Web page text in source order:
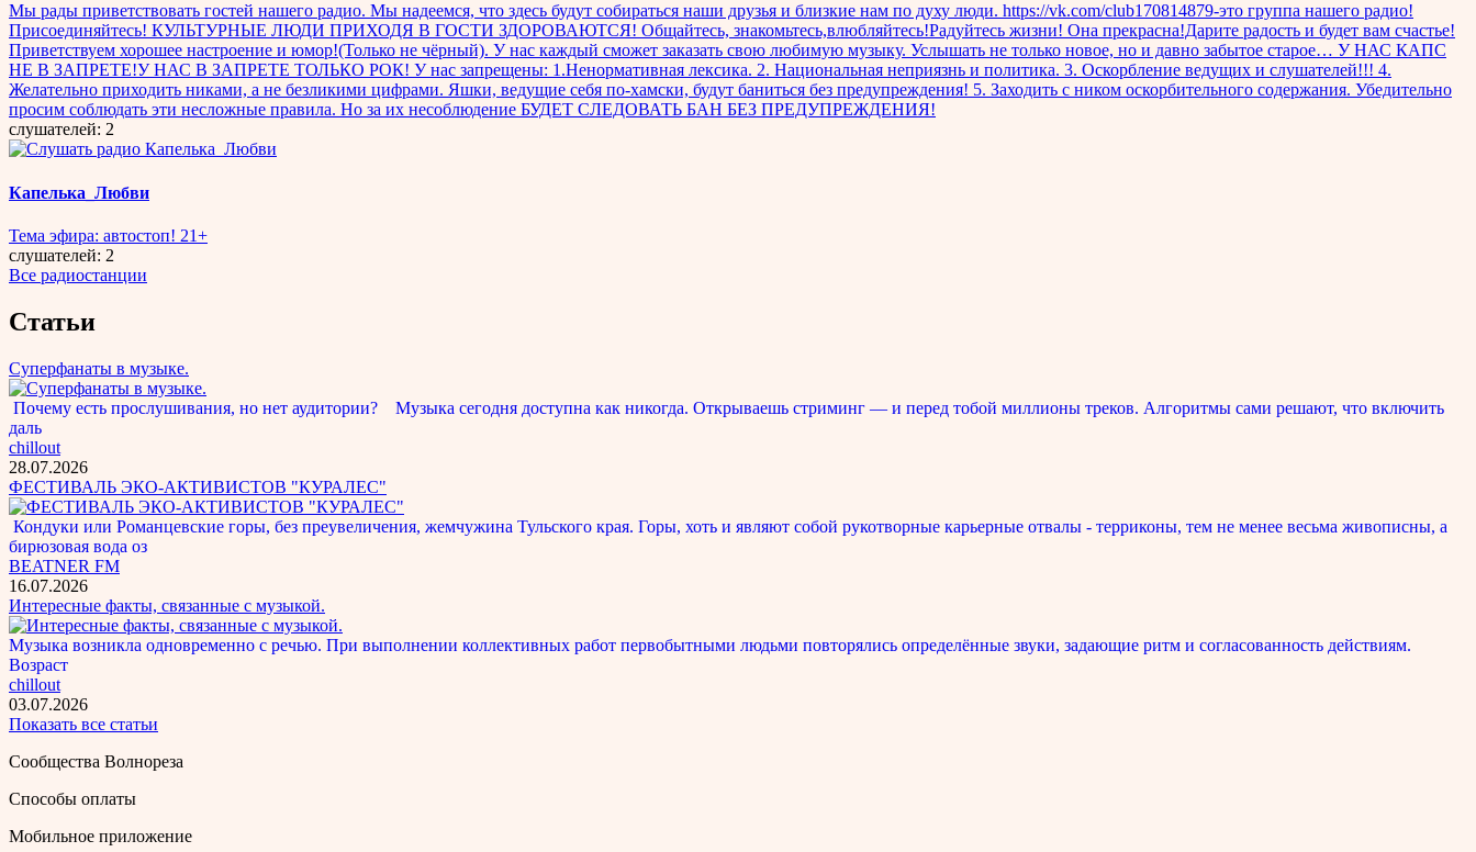
Мы рады приветствовать гостей нашего радио. Мы надеемся, что здесь будут собираться наши друзья и близкие нам по духу люди. https://vk.com/club170814879-это группа нашего радио!
Присоединяйтесь! КУЛЬТУРНЫЕ ЛЮДИ ПРИХОДЯ В ГОСТИ ЗДОРОВАЮТСЯ! Общайтесь, знакомьтесь,влюбляйтесь!Радуйтесь жизни! Она прекрасна!Дарите радость и будет вам счастье!
Приветствуем хорошее настроение и юмор!(Только не чёрный). У нас каждый сможет заказать свою любимую музыку. Услышать не только новое, но и давно забытое старое… У НАС КАПС
НЕ В ЗАПРЕТЕ!У НАС В ЗАПРЕТЕ ТОЛЬКО РОК! У нас запрещены: 1.Ненормативная лексика. 2. Национальная неприязнь и политика. 3. Оскорбление ведущих и слушателей!!! 4.
Желательно приходить никами, а не безликими цифрами. Яшки, ведущие себя по-хамски, будут баниться без предупреждения! 5. Заходить с ником оскорбительного содержания. Убедительно
просим соблюдать эти несложные правила. Но за их несоблюдение БУДЕТ СЛЕДОВАТЬ БАН БЕЗ ПРЕДУПРЕЖДЕНИЯ!
слушателей: 2
Капелька_Любви
Тема эфира: автостоп! 21+
слушателей: 2
Все радиостанции
Статьи
Суперфанаты в музыке.
Почему есть прослушивания, но нет аудитории? Музыка сегодня доступна как никогда. Открываешь стриминг — и перед тобой миллионы треков. Алгоритмы сами решают, что включить
даль
chillout
28.07.2026
ФЕСТИВАЛЬ ЭКО-АКТИВИСТОВ "КУРАЛЕС"
Кондуки или Романцевские горы, без преувеличения, жемчужина Тульского края. Горы, хоть и являют собой рукотворные карьерные отвалы - терриконы, тем не менее весьма живописны, а
бирюзовая вода оз
BEATNER FM
16.07.2026
Интересные факты, связанные с музыкой.
Музыка возникла одновременно с речью. При выполнении коллективных работ первобытными людьми повторялись определённые звуки, задающие ритм и согласованность действиям.
Возраст
chillout
03.07.2026
Показать все статьи
Сообщества Волнореза
Способы оплаты
Мобильное приложение